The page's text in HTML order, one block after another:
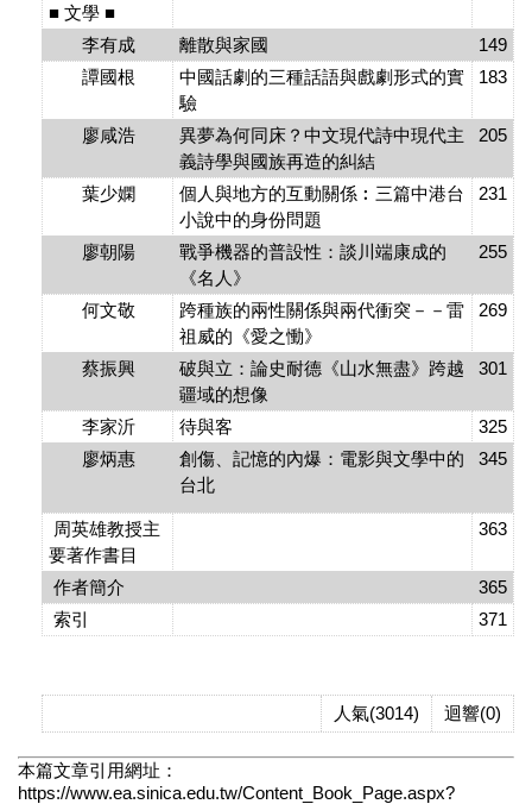
■ 文學 ■
李有成
離散與家國
149
譚國根
中國話劇的三種話語與戲劇形式的實
驗
183
廖咸浩
異夢為何同床？中文現代詩中現代主
義詩學與國族再造的糾結
205
葉少嫻
個人與地方的互動關係︰三篇中港台
小說中的身份問題
231
廖朝陽
戰爭機器的普設性：談川端康成的
《名人》
255
何文敬
跨種族的兩性關係與兩代衝突－－雷
祖威的《愛之慟》
269
蔡振興
破與立：論史耐德《山水無盡》跨越
疆域的想像
301
李家沂 待與客
325
廖炳惠
創傷、記憶的內爆：電影與文學中的
台北
345
周英雄教授主
要著作書目
363
作者簡介
365
索引
371
迴響(0)
人氣(3014)
本篇文章引用網址：
https://www.ea.sinica.edu.tw/Content_Book_Page.aspx?